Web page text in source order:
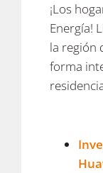
¡Los
Energía!
la región
forma